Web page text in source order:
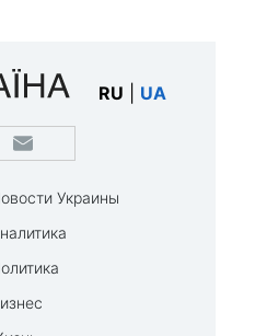
RU UA
Украины